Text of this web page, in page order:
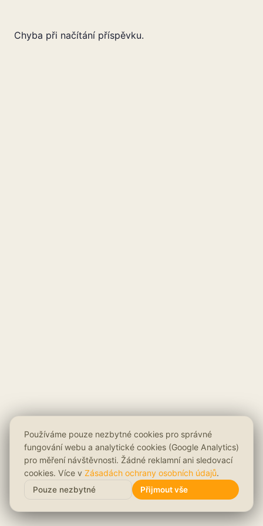
Chyba při načítání příspěvku.
Používáme pouze nezbytné cookies pro správné
fungování webu a analytické cookies (Google Analytics)
pro měření návštěvnosti. Žádné reklamní ani sledovací
cookies. Více v Zásadách ochrany osobních údajů.
Pouze nezbytné Přijmout vše